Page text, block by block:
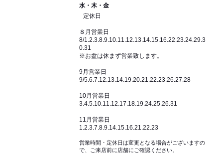
水・木・金
定休日
８月営業日
8/1.2.3.8.9.10.11.12.13.14.15.16.22.23.24.29.3
0.31
※お盆は休まず営業致します。
9月営業日
9/5.6.7.12.13.14.19.20.21.22.23.26.27.28
10月営業日
3.4.5.10.11.12.17.18.19.24.25.26.31
11月営業日
1.2.3.7.8.9.14.15.16.21.22.23
営業時間・定休日は変更となる場合がございますの
で、ご来店前に店舗にご確認ください。